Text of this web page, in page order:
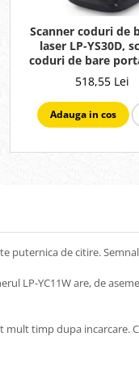
Scanner coduri de
laser LP-YS30D,
coduri de bare
cu cradle
518,55 Lei
Adauga in cos
puternica de citire.
LP-YC11W are, de
timp dupa incarcare.